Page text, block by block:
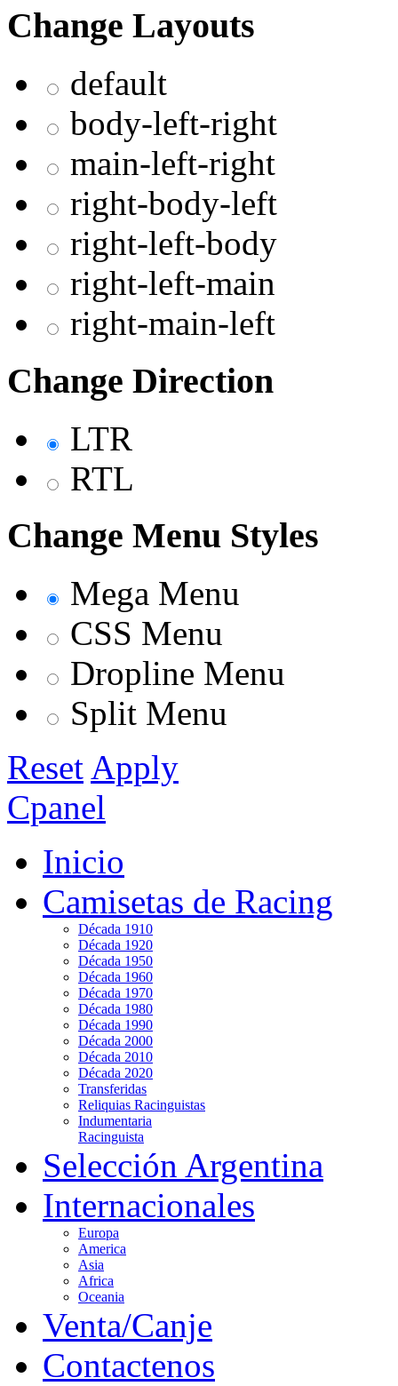
Change Layouts
default
body-left-right
main-left-right
right-body-left
right-left-body
right-left-main
right-main-left
Change Direction
LTR
RTL
Change Menu Styles
Mega Menu
CSS Menu
Dropline Menu
Split Menu
Reset Apply
Cpanel
Inicio
Camisetas de Racing
Década 1910
Década 1920
Década 1950
Década 1960
Década 1970
Década 1980
Década 1990
Década 2000
Década 2010
Década 2020
Transferidas
Reliquias Racinguistas
Indumentaria
Racinguista
Selección Argentina
Internacionales
Europa
America
Asia
Africa
Oceania
Venta/Canje
Contactenos